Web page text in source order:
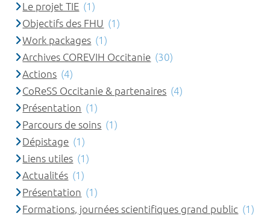
Le projet TIE (1)
Objectifs des FHU (1)
Work packages (1)
Archives COREVIH Occitanie (30)
Actions (4)
CoReSS Occitanie & partenaires (4)
Présentation (1)
Parcours de soins (1)
Dépistage (1)
Liens utiles (1)
Actualités (1)
Présentation (1)
Formations, journées scientifiques grand public (1)